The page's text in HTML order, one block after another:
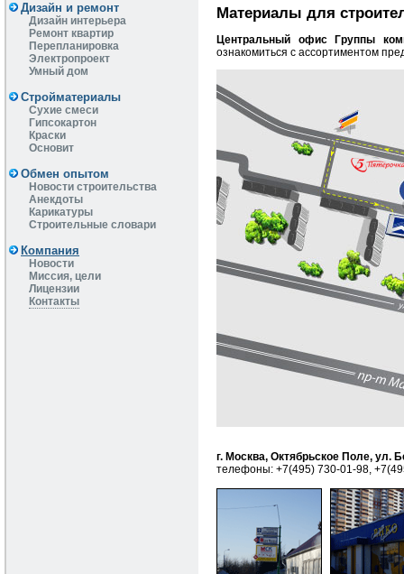
Дизайн и ремонт
Дизайн интерьера
Ремонт квартир
Перепланировка
Электропроект
Умный дом
Стройматериалы
Сухие смеси
Гипсокартон
Краски
Основит
Обмен опытом
Новости строительства
Анекдоты
Карикатуры
Строительные словари
Компания
Новости
Миссия, цели
Лицензии
Контакты
Материалы для
Центральный офис Группы
ознакомиться с ассортиментом
г. Москва, Октябрьское Поле, ул.
телефоны: +7(495) 730-01-98,